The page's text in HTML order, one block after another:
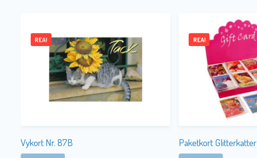
Vykort Nr. 87B
REA!
Paketkort Glitterkatter
REA!